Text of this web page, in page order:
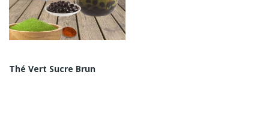
Thé Vert Sucre Brun